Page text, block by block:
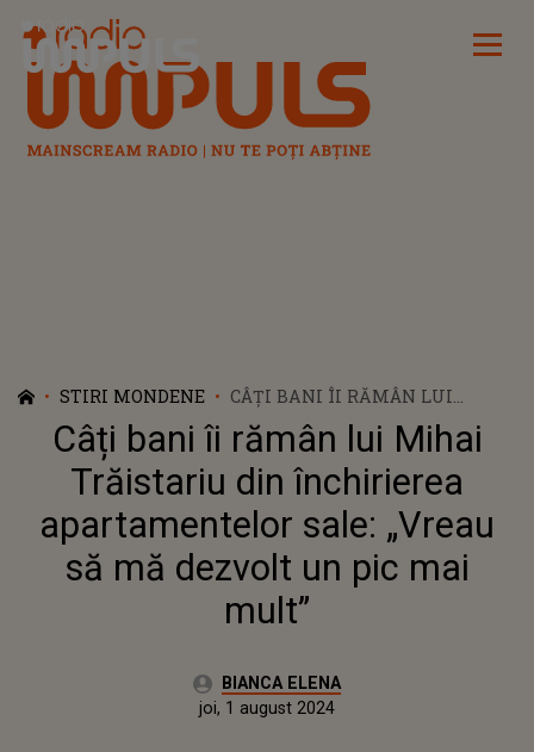
Radio Impuls
STIRI MONDENE
CÂȚI BANI ÎI RĂMÂN LUI
MIHAI TRĂISTARIU DIN
ÎNCHIRIEREA
APARTAMENTELOR SALE:
„VREAU SĂ MĂ DEZVOLT UN PIC
MAI MULT”
Câți bani îi rămân lui Mihai
Trăistariu din închirierea
apartamentelor sale: „Vreau
să mă dezvolt un pic mai
mult”
Autor:BIANCA ELENA
Publicat:
joi, 1 august 2024